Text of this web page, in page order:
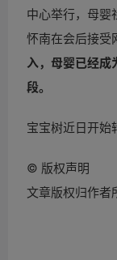
中心举行， 母婴
怀南在会后接受
入， 母婴已经成
段。
宝宝树近日开始
© 版权声明
文章版权归作者